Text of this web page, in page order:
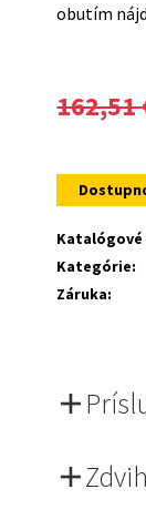
obutím
162,51
Katalógové
Kategórie:
Záruka: